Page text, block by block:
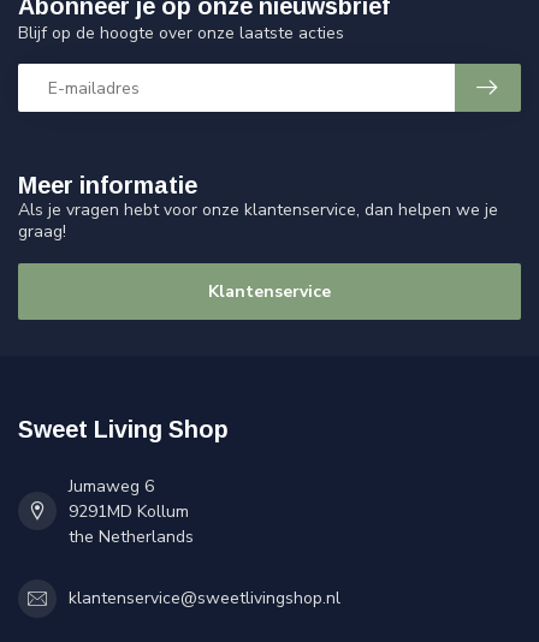
Meer informatie
Als je vragen hebt voor onze klantenservice, dan helpen we je
graag!
Klantenservice
Abonneer je op onze nieuwsbrief
Blijf op de hoogte over onze laatste acties
Sweet Living Shop
Jumaweg 6
9291MD Kollum
the Netherlands
klantenservice@sweetlivingshop.nl